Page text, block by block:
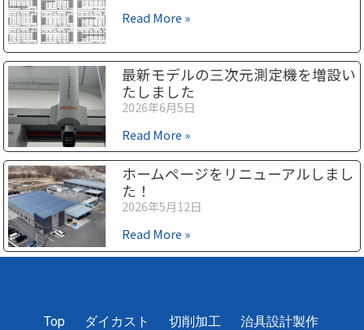
Read More »
最新モデルの三次元測定機を増設い
たしました
2026年6月5日
Read More »
ホームページをリニューアルしまし
た！
2026年5月12日
Read More »
Top ダイカスト 切削加工 治具設計製作